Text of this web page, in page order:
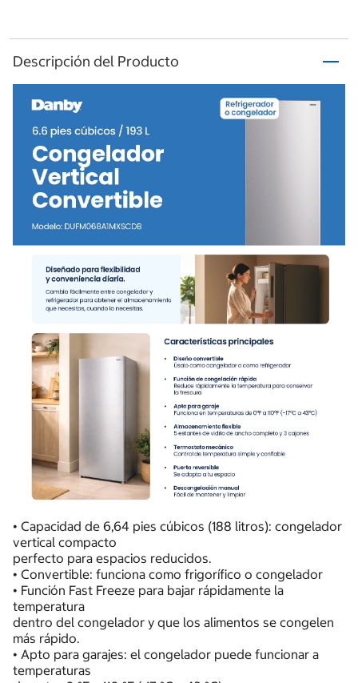
Descripción del Producto
• Capacidad de 6,64 pies cúbicos (188 litros): congelador
vertical compacto
perfecto para espacios reducidos.
• Convertible: funciona como frigorífico o congelador
• Función Fast Freeze para bajar rápidamente la
temperatura
dentro del congelador y que los alimentos se congelen
más rápido.
• Apto para garajes: el congelador puede funcionar a
temperaturas